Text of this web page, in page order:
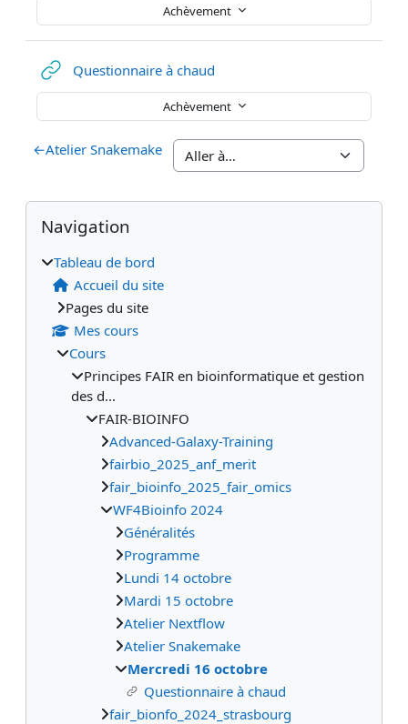
Achèvement
Questionnaire à chaud
Achèvement
←Atelier Snakemake
Blocs
Blocs supplémentaires
Passer Navigation
Navigation
Tableau de bord
Accueil du site
Pages du site
Mes cours
Cours
Principes FAIR en bioinformatique et gestion
des d...
FAIR-BIOINFO
Advanced-Galaxy-Training
fairbio_2025_anf_merit
fair_bioinfo_2025_fair_omics
WF4Bioinfo 2024
Généralités
Programme
Lundi 14 octobre
Mardi 15 octobre
Atelier Nextflow
Atelier Snakemake
Mercredi 16 octobre
Questionnaire à chaud
fair_bionfo_2024_strasbourg